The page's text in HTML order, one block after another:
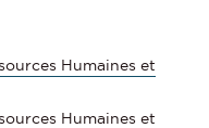
Humaines et
Humaines et